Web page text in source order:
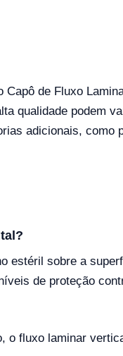
de Fluxo
qualidade podem
adicionais, como
estéril sobre a
de proteção
fluxo laminar